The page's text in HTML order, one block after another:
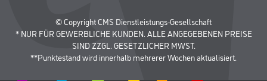
© Copyright CMS Dienstleistungs-Gesellschaft
* NUR FÜR GEWERBLICHE KUNDEN. ALLE ANGEGEBENEN PREISE
SIND ZZGL. GESETZLICHER MWST.
**Punktestand wird innerhalb mehrerer Wochen aktualisiert.